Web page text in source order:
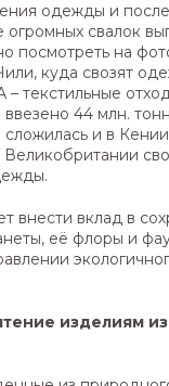
одежды и
свалок
посмотреть на
куда свозят
текстильные
44 млн.
и в
внести вклад в
её флоры и
изделиям